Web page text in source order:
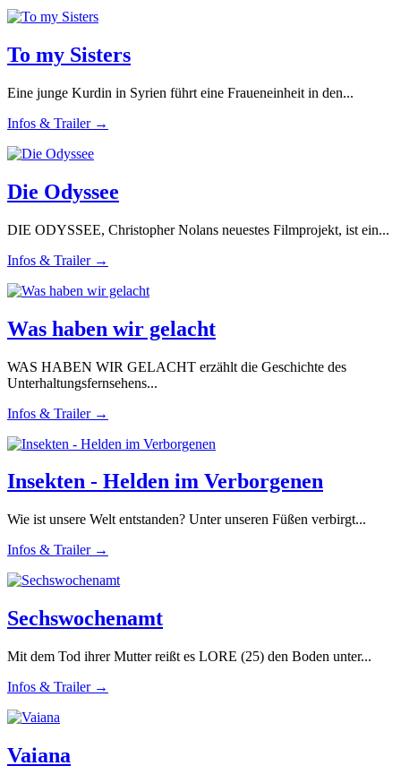
To my Sisters
Eine junge Kurdin in Syrien führt eine Fraueneinheit in den...
Infos & Trailer →
Die Odyssee
DIE ODYSSEE, Christopher Nolans neuestes Filmprojekt, ist ein...
Infos & Trailer →
Was haben wir gelacht
WAS HABEN WIR GELACHT erzählt die Geschichte des
Unterhaltungsfernsehens...
Infos & Trailer →
Insekten - Helden im Verborgenen
Wie ist unsere Welt entstanden? Unter unseren Füßen verbirgt...
Infos & Trailer →
Sechswochenamt
Mit dem Tod ihrer Mutter reißt es LORE (25) den Boden unter...
Infos & Trailer →
Vaiana